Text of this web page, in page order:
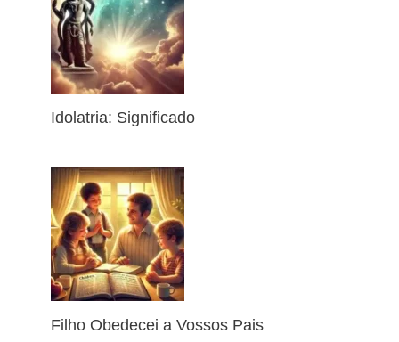
Idolatria: Significado
Filho Obedecei a Vossos Pais